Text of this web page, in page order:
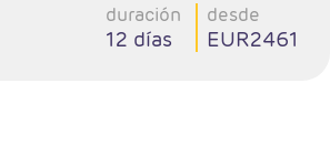
duración
12 días
desde
EUR2461